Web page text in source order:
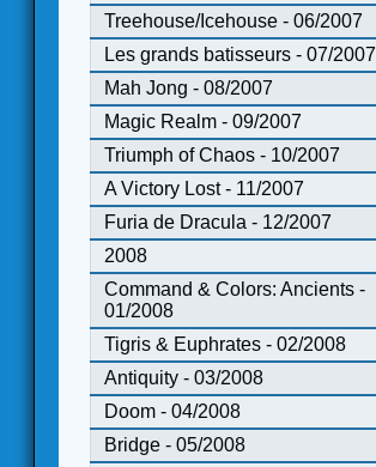
Treehouse/Icehouse - 06/2007
Les grands batisseurs - 07/2007
Mah Jong - 08/2007
Magic Realm - 09/2007
Triumph of Chaos - 10/2007
A Victory Lost - 11/2007
Furia de Dracula - 12/2007
2008
Command & Colors: Ancients -
01/2008
Tigris & Euphrates - 02/2008
Antiquity - 03/2008
Doom - 04/2008
Bridge - 05/2008